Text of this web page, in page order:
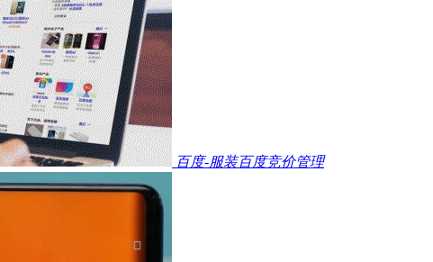
百度-服装百度竞价管理